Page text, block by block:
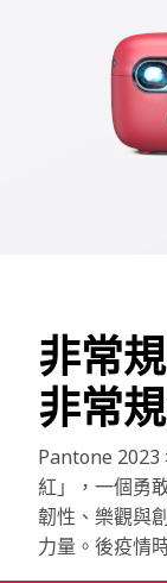
非常
非常
Pantone 2023
紅」，一個勇
韌性、樂觀與
力量。後疫情